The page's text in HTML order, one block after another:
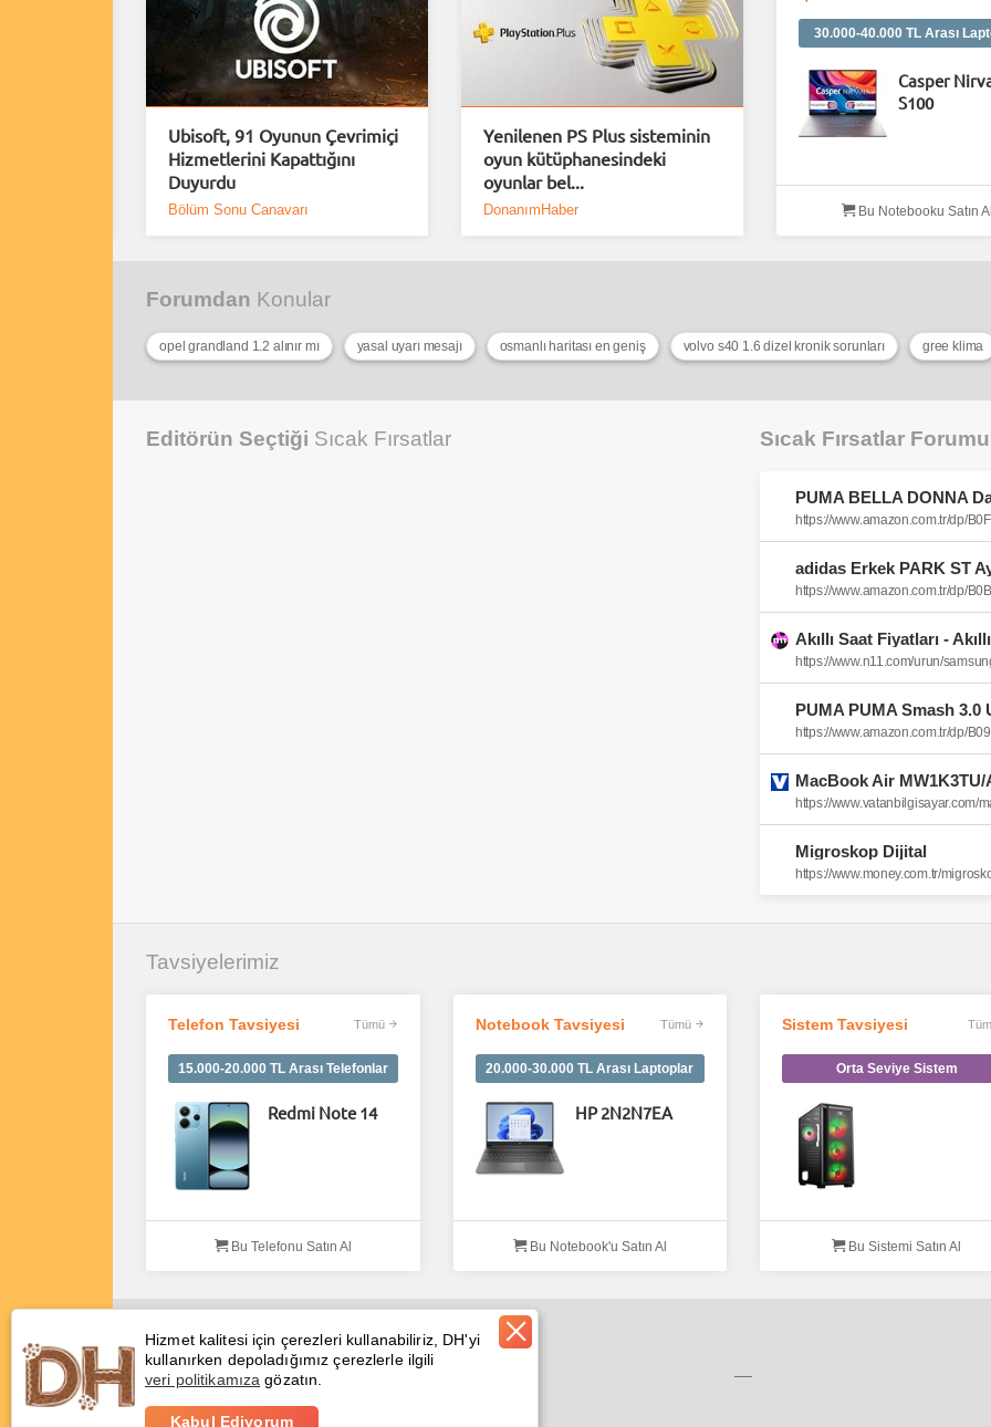
Ubisoft, 91 Oyunun Çevrimiçi
Hizmetlerini Kapattığını
Duyurdu
Bölüm Sonu Canavarı
Yenilenen PS Plus sisteminin
oyun kütüphanesindeki
oyunlar bel...
DonanımHaber
30.000-40.000 TL Arası
Casper
S100
Bu Notebooku Satın
Forumdan Konular
opel grandland 1.2 alınır mı yasal uyarı mesajı osmanlı haritası en geniş volvo s40 1.6 dizel kronik sorunları gree klima
Editörün Seçtiği Sıcak Fırsatlar Sıcak Fırsatlar
https://www.amazon.com.tr/dp/
https://www.amazon.com.tr/dp/
Akıllı Saat Fiyatları -
https://www.amazon.com.tr/dp/
Migroskop Dijital
https://www.money.com.tr/
Tavsiyelerimiz
Telefon Tavsiyesi Tümü
15.000-20.000 TL Arası Telefonlar
Redmi Note 14
Bu Telefonu Satın Al
Notebook Tavsiyesi Tümü
20.000-30.000 TL Arası Laptoplar
HP 2N2N7EA
Bu Notebook'u Satın Al
Sistem Tavsiyesi
Orta Seviye Sistem
Bu Sistemi Satın Al
Hizmet kalitesi için çerezleri kullanabiliriz, DH'yi
kullanırken depoladığımız çerezlerle ilgili
veri politikamıza gözatın.
Kabul Ediyorum